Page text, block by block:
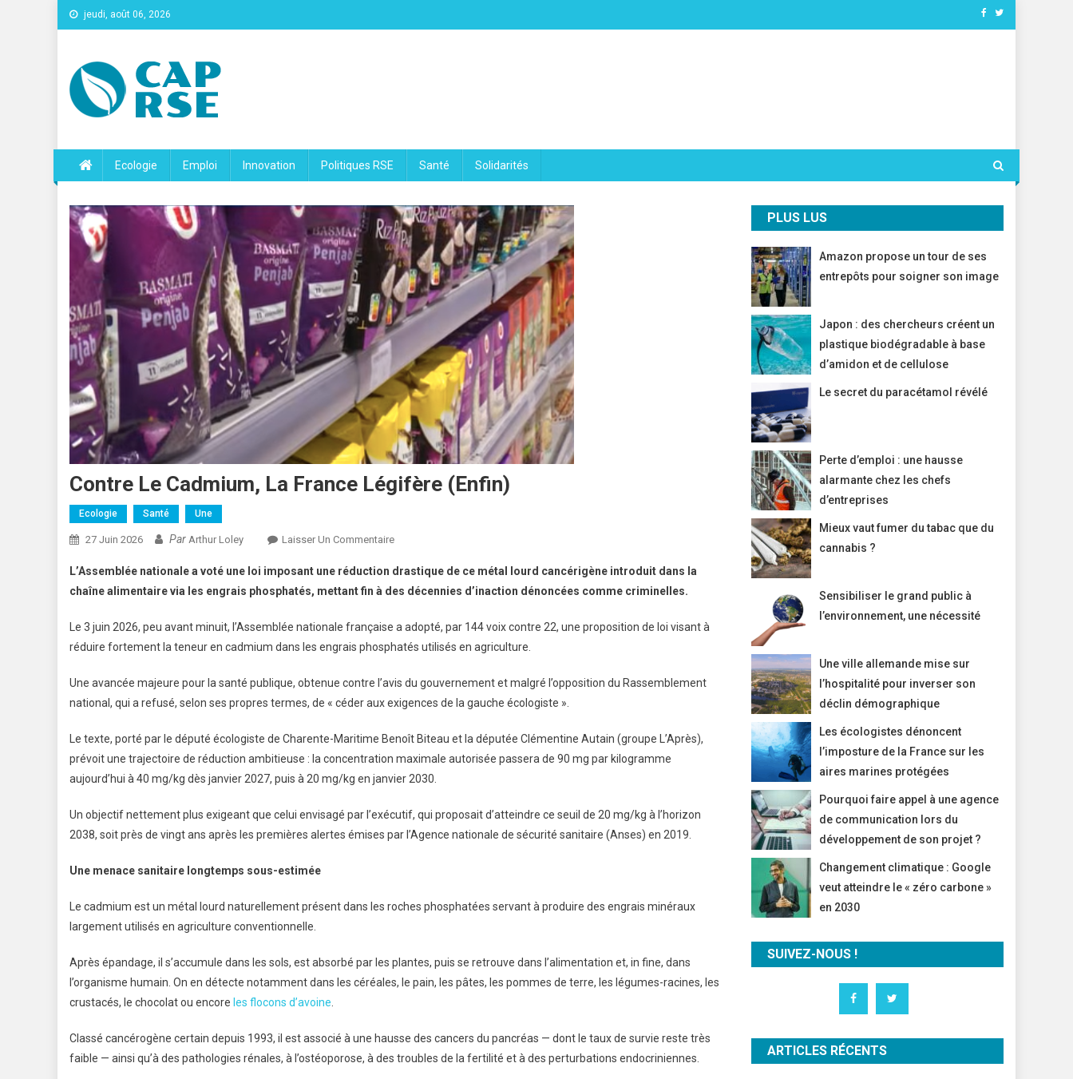
jeudi, août 06, 2026
Ecologie Emploi Innovation Politiques RSE Santé Solidarités
Contre Le Cadmium, La France Légifère (enfin)
Ecologie Santé Une
27 Juin 2026 Par Arthur Loley Laisser Un CommentaireSur
Le
Cadmium,
France
Légifère
L’Assemblée nationale a voté une loi imposant une réduction drastique de ce métal lourd cancérigène introduit dans la
chaîne alimentaire via les engrais phosphatés, mettant fin à des décennies d’inaction dénoncées comme criminelles.
Le 3 juin 2026, peu avant minuit, l’Assemblée nationale française a adopté, par 144 voix contre 22, une proposition de loi visant à
réduire fortement la teneur en cadmium dans les engrais phosphatés utilisés en agriculture.
Une avancée majeure pour la santé publique, obtenue contre l’avis du gouvernement et malgré l’opposition du Rassemblement
national, qui a refusé, selon ses propres termes, de « céder aux exigences de la gauche écologiste ».
Le texte, porté par le député écologiste de Charente-Maritime Benoît Biteau et la députée Clémentine Autain (groupe L’Après),
prévoit une trajectoire de réduction ambitieuse : la concentration maximale autorisée passera de 90 mg par kilogramme
aujourd’hui à 40 mg/kg dès janvier 2027, puis à 20 mg/kg en janvier 2030.
Un objectif nettement plus exigeant que celui envisagé par l’exécutif, qui proposait d’atteindre ce seuil de 20 mg/kg à l’horizon
2038, soit près de vingt ans après les premières alertes émises par l’Agence nationale de sécurité sanitaire (Anses) en 2019.
Une menace sanitaire longtemps sous-estimée
Le cadmium est un métal lourd naturellement présent dans les roches phosphatées servant à produire des engrais minéraux
largement utilisés en agriculture conventionnelle.
Après épandage, il s’accumule dans les sols, est absorbé par les plantes, puis se retrouve dans l’alimentation et, in fine, dans
l’organisme humain. On en détecte notamment dans les céréales, le pain, les pâtes, les pommes de terre, les légumes-racines, les
crustacés, le chocolat ou encore les flocons d’avoine
Classé cancérogène certain depuis 1993, il est associé à une hausse des cancers du pancréas — dont le taux de survie reste très
faible — ainsi qu’à des pathologies rénales, à l’ostéoporose, à des troubles de la fertilité et à des perturbations endocriniennes.
PLUS LUS
Amazon propose un tour de ses
entrepôts pour soigner son image
Japon : des chercheurs créent un
plastique biodégradable à base
d’amidon et de cellulose
Le secret du paracétamol révélé
Perte d’emploi : une hausse
alarmante chez les chefs
d’entreprises
Mieux vaut fumer du tabac que du
cannabis ?
Sensibiliser le grand public à
l’environnement, une nécessité
Une ville allemande mise sur
l’hospitalité pour inverser son
déclin démographique
Les écologistes dénoncent
l’imposture de la France sur les
aires marines protégées
Pourquoi faire appel à une agence
de communication lors du
développement de son projet ?
Changement climatique : Google
veut atteindre le « zéro carbone »
en 2030
SUIVEZ-NOUS !
ARTICLES RÉCENTS